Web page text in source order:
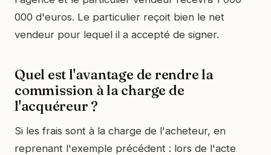
000 d'euros. Le particulier reçoit bien le net
vendeur pour lequel il a accepté de signer.
Quel est l'avantage de rendre la
commission à la charge de
l'acquéreur ?
Si les frais sont à la charge de l'acheteur, en
reprenant l'exemple précédent : lors de l'acte